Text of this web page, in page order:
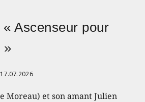
Ascenseur pour
»
17.07.2026
Moreau) et son amant Julien